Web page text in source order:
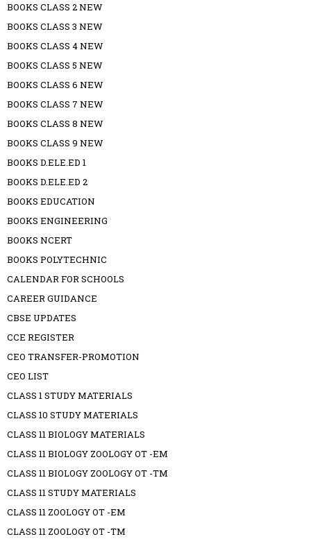
BOOKS CLASS 2 NEW
BOOKS CLASS 3 NEW
BOOKS CLASS 4 NEW
BOOKS CLASS 5 NEW
BOOKS CLASS 6 NEW
BOOKS CLASS 7 NEW
BOOKS CLASS 8 NEW
BOOKS CLASS 9 NEW
BOOKS D.ELE.ED 1
BOOKS D.ELE.ED 2
BOOKS EDUCATION
BOOKS ENGINEERING
BOOKS NCERT
BOOKS POLYTECHNIC
CALENDAR FOR SCHOOLS
CAREER GUIDANCE
CBSE UPDATES
CCE REGISTER
CEO TRANSFER-PROMOTION
CEO LIST
CLASS 1 STUDY MATERIALS
CLASS 10 STUDY MATERIALS
CLASS 11 BIOLOGY MATERIALS
CLASS 11 BIOLOGY ZOOLOGY OT -EM
CLASS 11 BIOLOGY ZOOLOGY OT -TM
CLASS 11 STUDY MATERIALS
CLASS 11 ZOOLOGY OT -EM
CLASS 11 ZOOLOGY OT -TM